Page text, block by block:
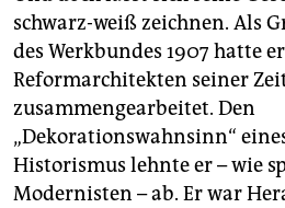
schwarz-weiß zeichnen. Als
des Werkbundes 1907 hatte
Reformarchitekten seiner
zusammengearbeitet. Den
„Dekorationswahnsinn“
Historismus lehnte er – wie
Modernisten – ab. Er war